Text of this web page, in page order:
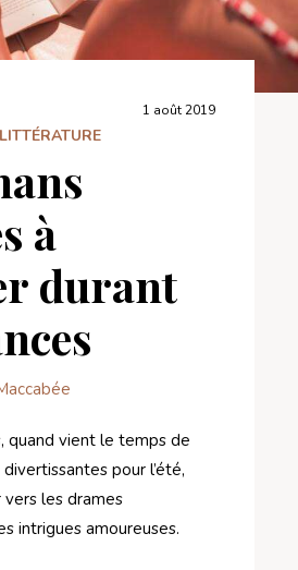
1 août 2019
LITTÉRATURE
à
durant
quand vient le temps de
pour l’été,
les drames
intrigues amoureuses.